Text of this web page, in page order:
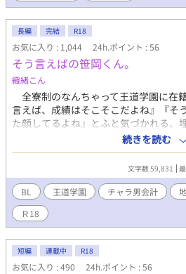
長編 完結 R18
お気に入り : 1,044 24h.ポイント : 56
そう言えばの笹岡くん。
織緒こん
全寮制のなんちゃって王道学園に在
言えば、成績はそこそこだよね』『そ
た顔してるよね』とふと気づかれる
チャラ男会計伊集院は、そんな笹岡く
ブ。どこか抜けた笹岡くんを、なんと
メンである。 妄想を現実にしたい伊
笹岡くんのお話です。 R 18は番外編
ら編』に変更いたしまし
スマホのメモに残っていた昔の作品の
が進まないので、申し訳なくて⋯⋯。
弟』を『継兄弟』と表記しています。
『異母兄弟』ですが、ニュアンス重視
いたします。ご了承くださいませ。
続きを読む
文字数 59,831
BL 王道学園 チャラ男会計
Ｒ18
短編 連載中 R18
お気に入り : 490 24h.ポイント : 56